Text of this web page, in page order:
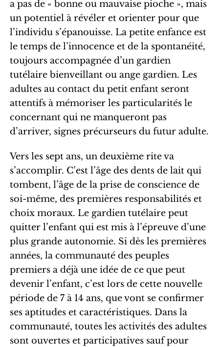
a pas de « bonne ou mauvaise pioche », mais
un potentiel à révéler et orienter pour que
l’individu s’épanouisse. La petite enfance est
le temps de l’innocence et de la spontanéité,
toujours accompagnée d’un gardien
tutélaire bienveillant ou ange gardien. Les
adultes au contact du petit enfant seront
attentifs à mémoriser les particularités le
concernant qui ne manqueront pas
d’arriver, signes précurseurs du futur adulte.
Vers les sept ans, un deuxième rite va
s’accomplir. C’est l’âge des dents de lait qui
tombent, l’âge de la prise de conscience de
soi-même, des premières responsabilités et
choix moraux. Le gardien tutélaire peut
quitter l’enfant qui est mis à l’épreuve d’une
plus grande autonomie. Si dès les premières
années, la communauté des peuples
premiers a déjà une idée de ce que peut
devenir l’enfant, c’est lors de cette nouvelle
période de 7 à 14 ans, que vont se confirmer
ses aptitudes et caractéristiques. Dans la
communauté, toutes les activités des adultes
sont ouvertes et participatives sauf pour